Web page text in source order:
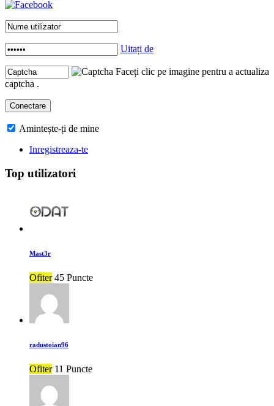
Uitați de
Faceți clic pe imagine pentru a actualiza
captcha .
Amintește-ți de mine
Inregistreaza-te
Top utilizatori
Mast3r
Ofiter 45 Puncte
radustoian96
Ofiter 11 Puncte